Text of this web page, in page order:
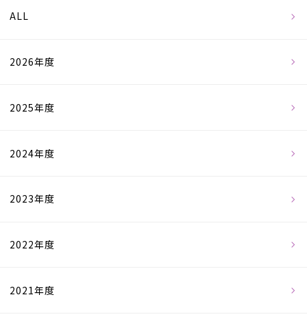
ALL
2026年度
2025年度
2024年度
2023年度
2022年度
2021年度